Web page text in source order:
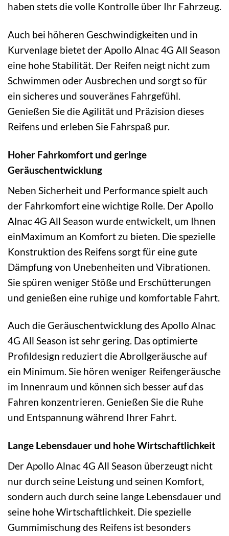
haben stets die volle Kontrolle über Ihr Fahrzeug.
Auch bei höheren Geschwindigkeiten und in
Kurvenlage bietet der Apollo Alnac 4G All Season
eine hohe Stabilität. Der Reifen neigt nicht zum
Schwimmen oder Ausbrechen und sorgt so für
ein sicheres und souveränes Fahrgefühl.
Genießen Sie die Agilität und Präzision dieses
Reifens und erleben Sie Fahrspaß pur.
Hoher Fahrkomfort und geringe
Geräuschentwicklung
Neben Sicherheit und Performance spielt auch
der Fahrkomfort eine wichtige Rolle. Der Apollo
Alnac 4G All Season wurde entwickelt, um Ihnen
einMaximum an Komfort zu bieten. Die spezielle
Konstruktion des Reifens sorgt für eine gute
Dämpfung von Unebenheiten und Vibrationen.
Sie spüren weniger Stöße und Erschütterungen
und genießen eine ruhige und komfortable Fahrt.
Auch die Geräuschentwicklung des Apollo Alnac
4G All Season ist sehr gering. Das optimierte
Profildesign reduziert die Abrollgeräusche auf
ein Minimum. Sie hören weniger Reifengeräusche
im Innenraum und können sich besser auf das
Fahren konzentrieren. Genießen Sie die Ruhe
und Entspannung während Ihrer Fahrt.
Lange Lebensdauer und hohe Wirtschaftlichkeit
Der Apollo Alnac 4G All Season überzeugt nicht
nur durch seine Leistung und seinen Komfort,
sondern auch durch seine lange Lebensdauer und
seine hohe Wirtschaftlichkeit. Die spezielle
Gummimischung des Reifens ist besonders